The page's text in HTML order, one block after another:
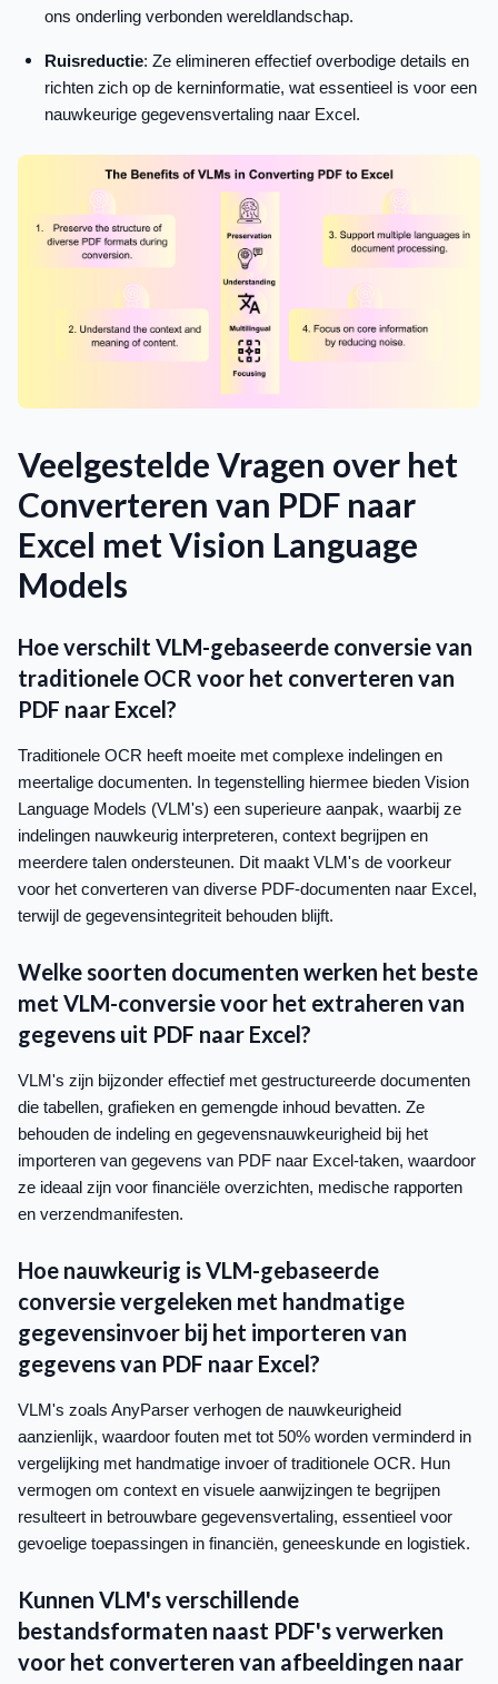
ons onderling verbonden wereldlandschap.
Ruisreductie: Ze elimineren effectief overbodige details en
richten zich op de kerninformatie, wat essentieel is voor een
nauwkeurige gegevensvertaling naar Excel.
Veelgestelde Vragen over het
Converteren van PDF naar
Excel met Vision Language
Models
Hoe verschilt VLM-gebaseerde conversie van
traditionele OCR voor het converteren van
PDF naar Excel?
Traditionele OCR heeft moeite met complexe indelingen en
meertalige documenten. In tegenstelling hiermee bieden Vision
Language Models (VLM's) een superieure aanpak, waarbij ze
indelingen nauwkeurig interpreteren, context begrijpen en
meerdere talen ondersteunen. Dit maakt VLM's de voorkeur
voor het converteren van diverse PDF-documenten naar Excel,
terwijl de gegevensintegriteit behouden blijft.
Welke soorten documenten werken het beste
met VLM-conversie voor het extraheren van
gegevens uit PDF naar Excel?
VLM's zijn bijzonder effectief met gestructureerde documenten
die tabellen, grafieken en gemengde inhoud bevatten. Ze
behouden de indeling en gegevensnauwkeurigheid bij het
importeren van gegevens van PDF naar Excel-taken, waardoor
ze ideaal zijn voor financiële overzichten, medische rapporten
en verzendmanifesten.
Hoe nauwkeurig is VLM-gebaseerde
conversie vergeleken met handmatige
gegevensinvoer bij het importeren van
gegevens van PDF naar Excel?
VLM's zoals AnyParser verhogen de nauwkeurigheid
aanzienlijk, waardoor fouten met tot 50% worden verminderd in
vergelijking met handmatige invoer of traditionele OCR. Hun
vermogen om context en visuele aanwijzingen te begrijpen
resulteert in betrouwbare gegevensvertaling, essentieel voor
gevoelige toepassingen in financiën, geneeskunde en logistiek.
Kunnen VLM's verschillende
bestandsformaten naast PDF's verwerken
voor het converteren van afbeeldingen naar